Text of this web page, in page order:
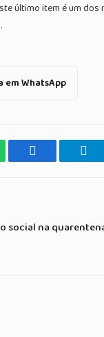
último item é um dos
em WhatsApp
Facebook
social na